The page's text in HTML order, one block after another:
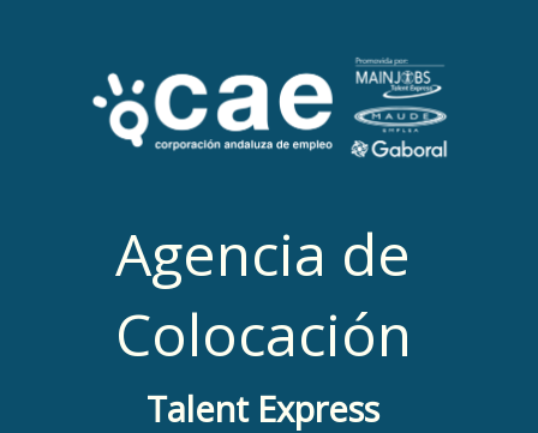
Agencia de
Colocación
Talent Express